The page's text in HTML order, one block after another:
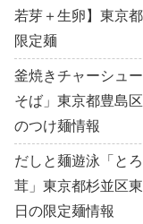
若芽＋生卵】東京
限定麺
釜焼きチャーシュ
そば」東京都豊島
のつけ麺情報
だしと麺遊泳「と
茸」東京都杉並区
日の限定麺情報